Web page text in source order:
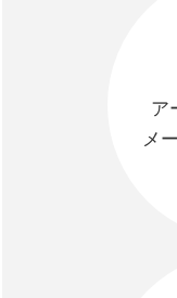
ア
メ